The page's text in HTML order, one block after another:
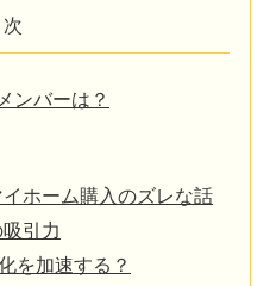
次
ンバーは？
ホーム購入のズレな話
引力
を加速する？